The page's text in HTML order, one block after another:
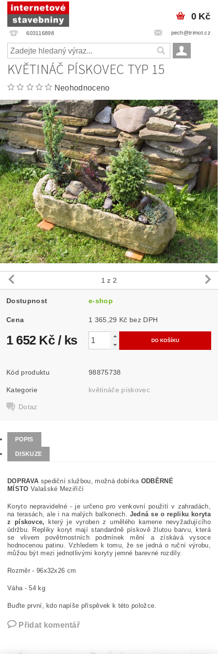
603116898 pech@trimot.cz
0 Kč
KVĚTINÁČ PÍSKOVEC TYP 15
Neohodnoceno
1 z 2
Dostupnost e-shop
Cena 1 365,29 Kč bez DPH
1 652 Kč / ks
Kód produktu 98875738
Kategorie květináče pískovec
Dotaz
POPIS
DISKUZE
DOPRAVA spediční službou, možná dobírka ODBĚRNÉ
MÍSTO Valašské Meziříčí
Koryto nepravidelné - je určeno pro venkovní použití v zahradách,
na terasách, ale i na malých balkonech. Jedná se o repliku koryta
z pískovce,
který je vyroben z umělého kamene nevyžadujícího
údržbu. Repliky koryt mají standardně pískově žlutou barvu, která
se vlivem povětrnostních podmínek mění a získává vysoce
hodnocenou patinu. Vzhledem k tomu, že se jedná o ruční výrobu,
můžou být mezi jednotlivými koryty jemné barevné rozdíly.
Rozměr - 96x32x26 cm
Váha - 54 kg
Buďte první, kdo napíše příspěvek k této položce.
Přidat komentář